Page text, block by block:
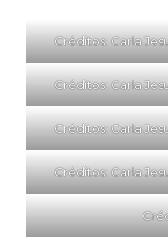
Créditos: Carla
Créditos: Carla
Créditos: Carla
Créditos: Carla